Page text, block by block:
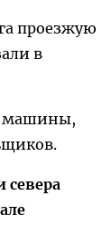
проезжую
в
машины,